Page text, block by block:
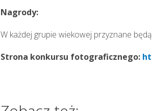
Nagrody:
W każdej grupie wiekowej przyznane
Strona konkursu fotograficznego: